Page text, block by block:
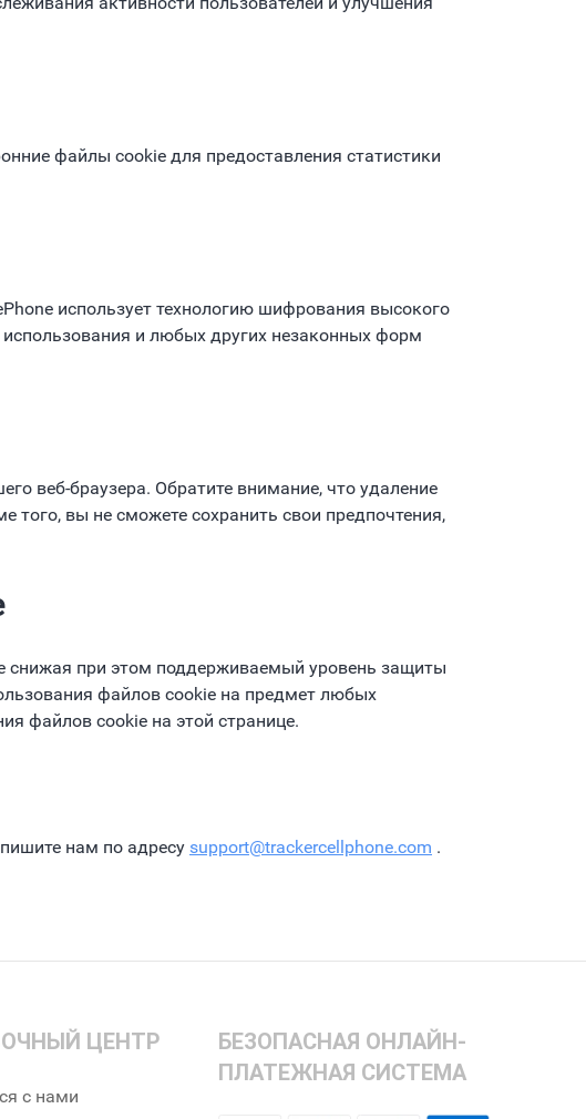
файлы cookie для предоставления статистики
использует технологию шифрования высокого
и любых других незаконных форм
веб-браузера. Обратите внимание, что удаление
того, вы не сможете сохранить свои предпочтения,
снижая при этом поддерживаемый уровень защиты
файлов cookie на предмет любых
файлов cookie на этой странице.
нам по адресу support@trackercellphone.com .
ЦЕНТР
с нами
БЕЗОПАСНАЯ ОНЛАЙН-
ПЛАТЕЖНАЯ СИСТЕМА